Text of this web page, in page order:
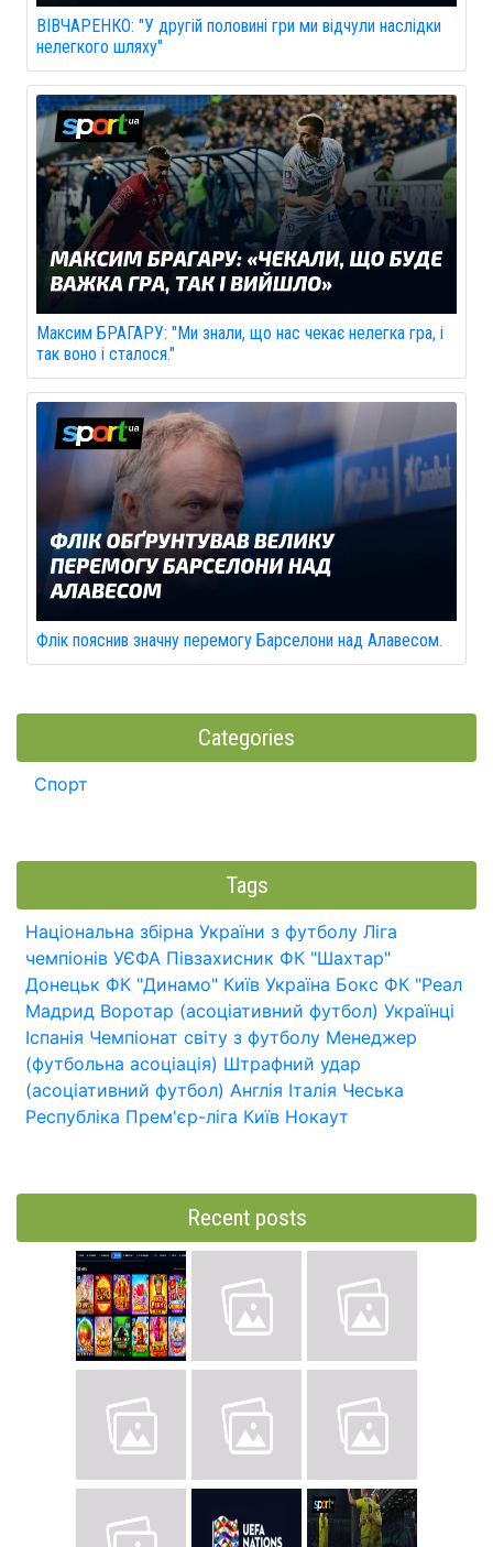
ВІВЧАРЕНКО: "У другій половині гри ми відчули наслідки
нелегкого шляху"
Максим БРАГАРУ: "Ми знали, що нас чекає нелегка гра, і
так воно і сталося."
Флік пояснив значну перемогу Барселони над Алавесом.
Categories
Спорт
Tags
Національна збірна України з футболу Ліга
чемпіонів УЄФА Півзахисник ФК "Шахтар"
Донецьк ФК "Динамо" Київ Україна Бокс ФК "Реал
Мадрид Воротар (асоціативний футбол) Українці
Іспанія Чемпіонат світу з футболу Менеджер
(футбольна асоціація) Штрафний удар
(асоціативний футбол) Англія Італія Чеська
Республіка Прем'єр-ліга Київ Нокаут
Recent posts